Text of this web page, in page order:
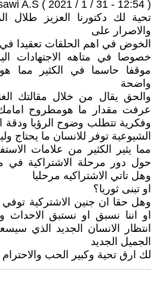
A.S ( 2021 / 1 / 31 - 12:54 )
تحية لك دكتورنا العزيز طلال
والاصرار على
الخوض في اهم الحلقات تعقيدا
خصوصا في متاهه الاجتهادات
موقفا حاسما في الكثير مما
واضحة
والحق يقال من خلال مقالتك
عرفت مقدار ما هومطروح
وفكرية تتطلب وضوح الرؤيا ودقة
الشيوعية توفر للانسان ما يحتاج
مما يثير الكثير من علامات
حول دور مرحلة الاشتراكية في
وهل تاتي الاشتراكيه مرحليا
او تبنى ثوريا؟
وهل حقا ان جنين الاشتركية
او اننا نسبق او نستبق الاحداث
انتظار الانسان الجديد الذي
الجميل الجديد
لك ارق تحية وكبير الحب والاحترام